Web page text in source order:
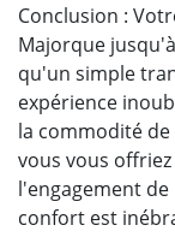
Conclusion :
Majorque
qu'un simple
expérience
la commodité
vous vous
l'engagement
confort est